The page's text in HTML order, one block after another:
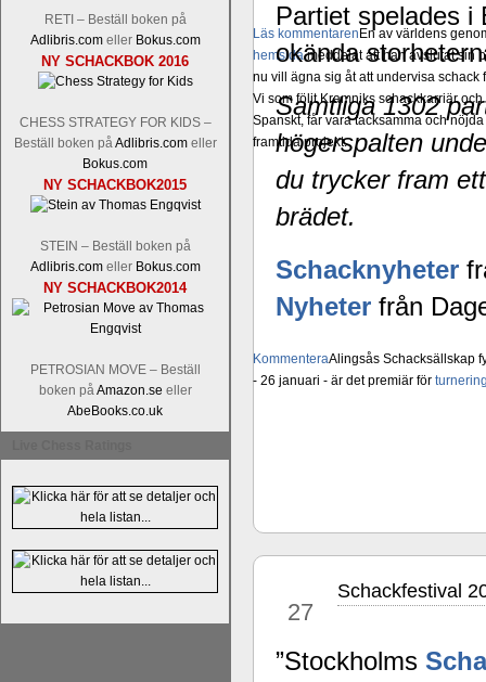
RETI – Beställ boken på
Adlibris.comeller Bokus.com
NY SCHACKBOK 2016
CHESS STRATEGY FOR KIDS –
Beställ boken påAdlibris.comeller
Bokus.com
NY SCHACKBOK2015
STEIN – Beställ boken på
Adlibris.comeller Bokus.com
NY SCHACKBOK2014
PETROSIAN MOVE – Beställ
boken påAmazon.se eller
AbeBooks.co.uk
Läs kommentaren En av världens
hemsidameddelat att han avslutat sin
nu vill ägna sig åt att undervisa
Vi som följt Kramniks schackkarriär
Spanskt, får vara tacksamma och
framtida projekt.
KommenteraAlingsås Schacksällskap
- 26 januari - är det premiär för
Partiet spelades i
okända
Samtliga 1302
högerspalten
du trycker fram
brädet.
Schacknyheter
Nyheter från
27
Schackfestival
”Stockholms